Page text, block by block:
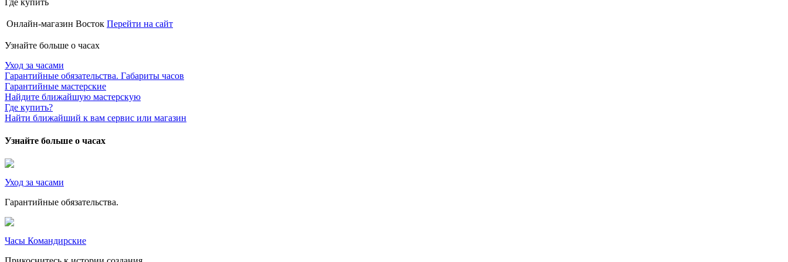
Онлайн-магазин Восток Перейти на сайт
Узнайте больше о часах
Уход за часами
Гарантийные обязательства. Габариты часов
Гарантийные мастерские
Найдите ближайшую мастерскую
Где купить?
Найти ближайший к вам сервис или магазин
Узнайте больше о часах
Уход за часами
Гарантийные обязательства.
Часы Командирские